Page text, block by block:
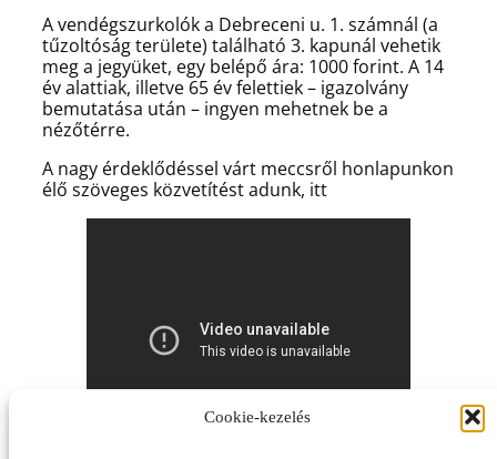
Cookie-kezelés
A vendégszurkolók a Debreceni u. 1. számnál (a
tűzoltóság területe) található 3. kapunál vehetik
meg a jegyüket, egy belépő ára: 1000 forint. A 14
év alattiak, illetve 65 év felettiek – igazolvány
bemutatása után – ingyen mehetnek be a
nézőtérre.
A nagy érdeklődéssel várt meccsről honlapunkon
élő szöveges közvetítést adunk, itt